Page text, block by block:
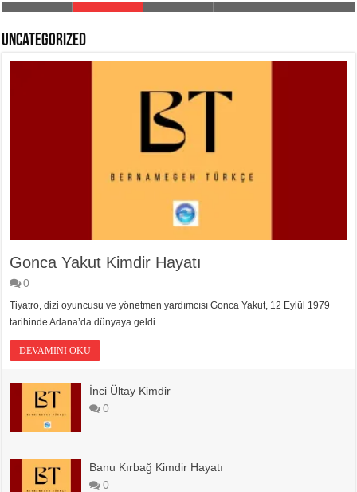
Uncategorized
Gonca Yakut Kimdir Hayatı
0
Tiyatro, dizi oyuncusu ve yönetmen yardımcısı Gonca Yakut, 12 Eylül 1979
tarihinde Adana’da dünyaya geldi. …
DEVAMINI OKU
İnci Ültay Kimdir
0
Banu Kırbağ Kimdir Hayatı
0